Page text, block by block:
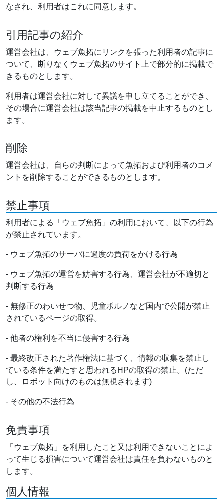
なされ、利用者はこれに同意します。
引用記事の紹介
運営会社は、ウェブ魚拓にリンクを張った利用者の記事に
ついて、断りなくウェブ魚拓のサイト上で部分的に掲載で
きるものとします。
利用者は運営会社に対して異議を申し立てることができ、
その場合に運営会社は該当記事の掲載を中止するものとし
ます。
削除
運営会社は、自らの判断によって魚拓および利用者のコメ
ントを削除することができるものとします。
禁止事項
利用者による「ウェブ魚拓」の利用において、以下の行為
が禁止されています。
- ウェブ魚拓のサーバに過度の負荷をかける行為
- ウェブ魚拓の運営を妨害する行為、運営会社が不適切と
判断する行為
- 無修正のわいせつ物、児童ポルノなど国内で公開が禁止
されているページの取得。
- 他者の権利を不当に侵害する行為
- 最終改正された著作権法に基づく、情報の収集を禁止し
ている条件を満たすと思われるHPの取得の禁止。(ただ
し、ロボット向けのものは無視されます)
- その他の不法行為
免責事項
「ウェブ魚拓」を利用したこと又は利用できないことによ
って生じる損害について運営会社は責任を負わないものと
します。
個人情報